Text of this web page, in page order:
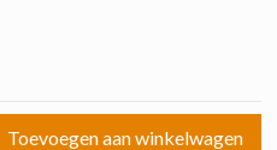
Toevoegen aan winkelwagen